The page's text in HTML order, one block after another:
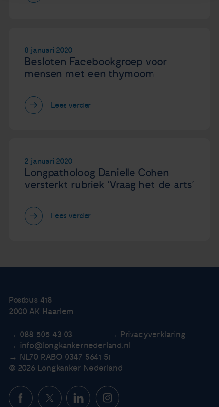
8 januari 2020
Besloten Facebookgroep voor
mensen met een thymoom
Lees verder
2 januari 2020
Longpatholoog Danielle Cohen
versterkt rubriek ‘Vraag het de arts’
Lees verder
Postbus 418
2000 AK Haarlem
088 505 43 03
Privacyverklaring
info@longkankernederland.nl
NL70 RABO 0347 5641 51
© 2026 Longkanker Nederland